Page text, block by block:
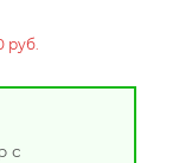
руб.
с